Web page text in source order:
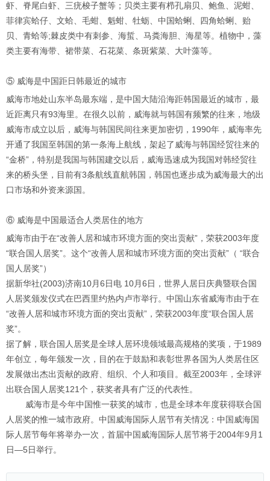
虾、脊尾白虾、三疣梭子蟹等；贝类主要有栉孔扇贝、鲍鱼、泥蚶、
菲律宾蛤仔、文蛤、毛蚶、魁蚶、牡蛎、中国蛤蜊、四角蛤蜊、贻
贝、青蛤等;棘皮类中有刺参、海蜇、马粪海胆、海星等。植物中，藻
类主要有海带、裙带菜、石花菜、条斑紫菜、大叶藻等。
⑤ 威海是中国距日韩最近的城市
威海市地处山东半岛最东端，是中国大陆沿海距韩国最近的城市，最
近距离只有93海里。在很久以前，威海就与韩国有频繁的往来，地级
威海市成立以后，威海与韩国民间往来更加密切，1990年，威海率先
开通了我国至韩国的第一条海上航线，架起了威海与韩国经贸往来的
“金桥”，特别是我国与韩国建交以后，威海迅速成为我国对韩经贸往
来的桥头堡，目前有3条航线直航韩国，韩国也逐步成为威海最大的出
口市场和外资来源国。
⑥ 威海是中国最适合人类居住的地方
威海市由于在“改善人居和城市环境方面的突出贡献”，荣获2003年度
“联合国人居奖”。这个“改善人居和城市环境方面的突出贡献”（ “联合
国人居奖”）
据新华社(2003)济南10月6日电 10月6日，世界人居日庆典暨联合国
人居奖颁发仪式在巴西里约热内卢市举行。中国山东省威海市由于在
“改善人居和城市环境方面的突出贡献”，荣获2003年度“联合国人居
奖”。
据了解，联合国人居奖是全球人居环境领域最高规格的奖项，于1989
年创立，每年颁发一次，目的在于鼓励和表彰世界各国为人类居住区
发展做出杰出贡献的政府、组织、个人和项目。截至2003年，全球评
出联合国人居奖121个，获奖者具有广泛的代表性。
威海市是今年中国惟一获奖的城市，也是全球本年度获得联合国
人居奖的惟一城市政府。中国威海国际人居节有关情况：中国威海国
际人居节每年将举办一次，首届中国威海国际人居节将于2004年9月1
日—5日举行。